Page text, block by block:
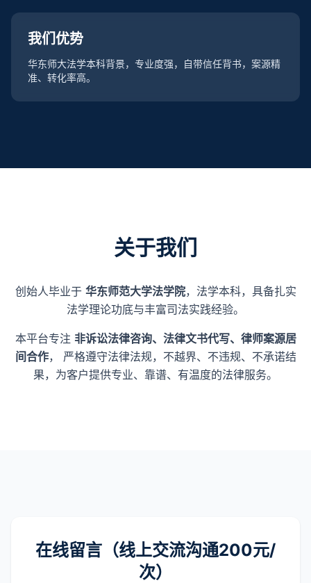
我们优势
华东师大法学本科背景，专业度强，自带信任背书，案源精
准、转化率高。
关于我们
创始人毕业于 华东师范大学法学院，法学本科，具备扎实
法学理论功底与丰富司法实践经验。
本平台专注 非诉讼法律咨询、法律文书代写、律师案源居
间合作， 严格遵守法律法规，不越界、不违规、不承诺结
果，为客户提供专业、靠谱、有温度的法律服务。
在线留言（线上交流沟通200元/
次）